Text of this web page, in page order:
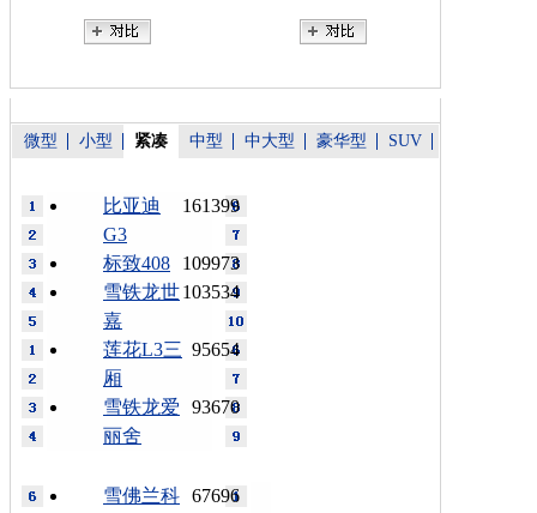
微型 小型 紧凑 中型 中大型 豪华型 SUV
161399
比亚迪
G3
109973
标致408
103534
雪铁龙世
嘉
95654
莲花L3三
厢
93670
雪铁龙爱
丽舍
67696
雪佛兰科